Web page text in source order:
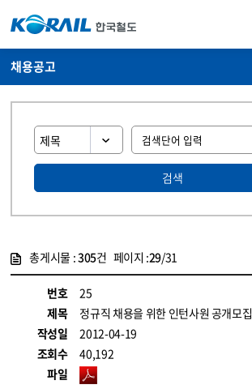
채용공고
검색
총게시물 :305건 페이지 :29/31
번호
25
제목
정규직 채용을 위한 인턴사원 공개모집
작성일
2012-04-19
조회수
40,192
파일